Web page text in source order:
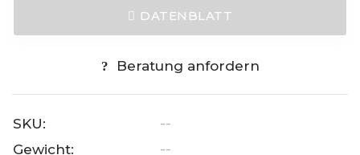
DATENBLATT
Beratung anfordern
SKU:
--
Gewicht:
--